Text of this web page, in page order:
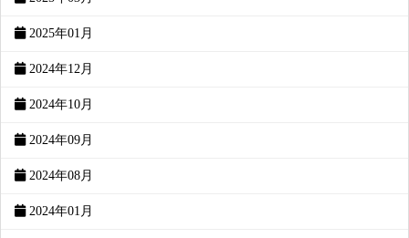
2025年01月
2024年12月
2024年10月
2024年09月
2024年08月
2024年01月